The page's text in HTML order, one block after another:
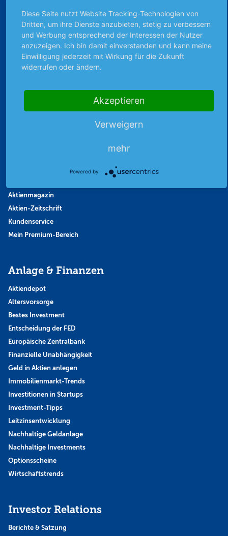
Börsengerüchte
Börsengespräche
Börsennews
Favoriten
Finanzpodcast
Thema der Woche
Abonnement kündigen
Aktienmagazin
Aktien-Zeitschrift
Kundenservice
Mein Premium-Bereich
Anlage & Finanzen
Aktiendepot
Altersvorsorge
Bestes Investment
Entscheidung der FED
Europäische Zentralbank
Finanzielle Unabhängigkeit
Geld in Aktien anlegen
Immobilienmarkt-Trends
Investitionen in Startups
Investment-Tipps
Leitzinsentwicklung
Nachhaltige Geldanlage
Nachhaltige Investments
Optionsscheine
Wirtschaftstrends
Investor Relations
Berichte & Satzung
Diese Seite nutzt Website Tracking-Technologien von
Dritten, um ihre Dienste anzubieten, stetig zu verbessern
und Werbung entsprechend der Interessen der Nutzer
anzuzeigen. Ich bin damit einverstanden und kann meine
Einwilligung jederzeit mit Wirkung für die Zukunft
widerrufen oder ändern.
Akzeptieren
Verweigern
mehr
Powered by